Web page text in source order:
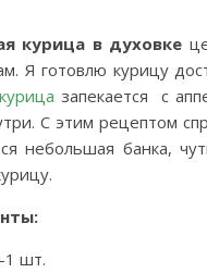
курица в духовке
Я готовлю курицу
курица запекается с
С этим рецептом
небольшая банка,
1 шт.